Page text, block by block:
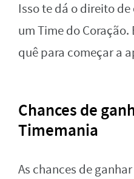
Isso te dá o direito
um Time do Coração.
quê para começar a
Chances de
Timemania
As chances de